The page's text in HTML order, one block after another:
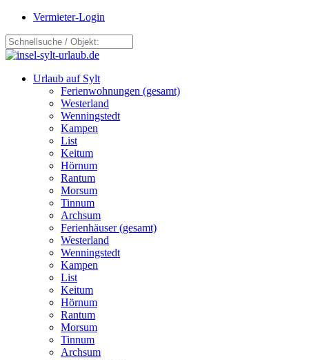
Vermieter-Login
Urlaub auf Sylt
Ferienwohnungen (gesamt)
Westerland
Wenningstedt
Kampen
List
Keitum
Hörnum
Rantum
Morsum
Tinnum
Archsum
Ferienhäuser (gesamt)
Westerland
Wenningstedt
Kampen
List
Keitum
Hörnum
Rantum
Morsum
Tinnum
Archsum